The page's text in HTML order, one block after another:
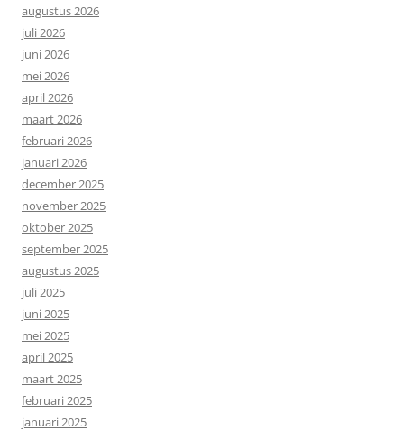
augustus 2026
juli 2026
juni 2026
mei 2026
april 2026
maart 2026
februari 2026
januari 2026
december 2025
november 2025
oktober 2025
september 2025
augustus 2025
juli 2025
juni 2025
mei 2025
april 2025
maart 2025
februari 2025
januari 2025